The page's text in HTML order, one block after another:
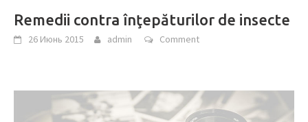
Remedii contra înţepăturilor de insecte
26 Июнь 2015 admin Comment